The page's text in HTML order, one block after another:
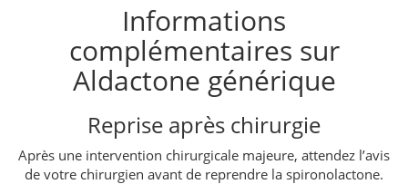
Informations
complémentaires sur
Aldactone générique
Reprise après chirurgie
Après une intervention chirurgicale majeure, attendez l’avis
de votre chirurgien avant de reprendre la spironolactone.